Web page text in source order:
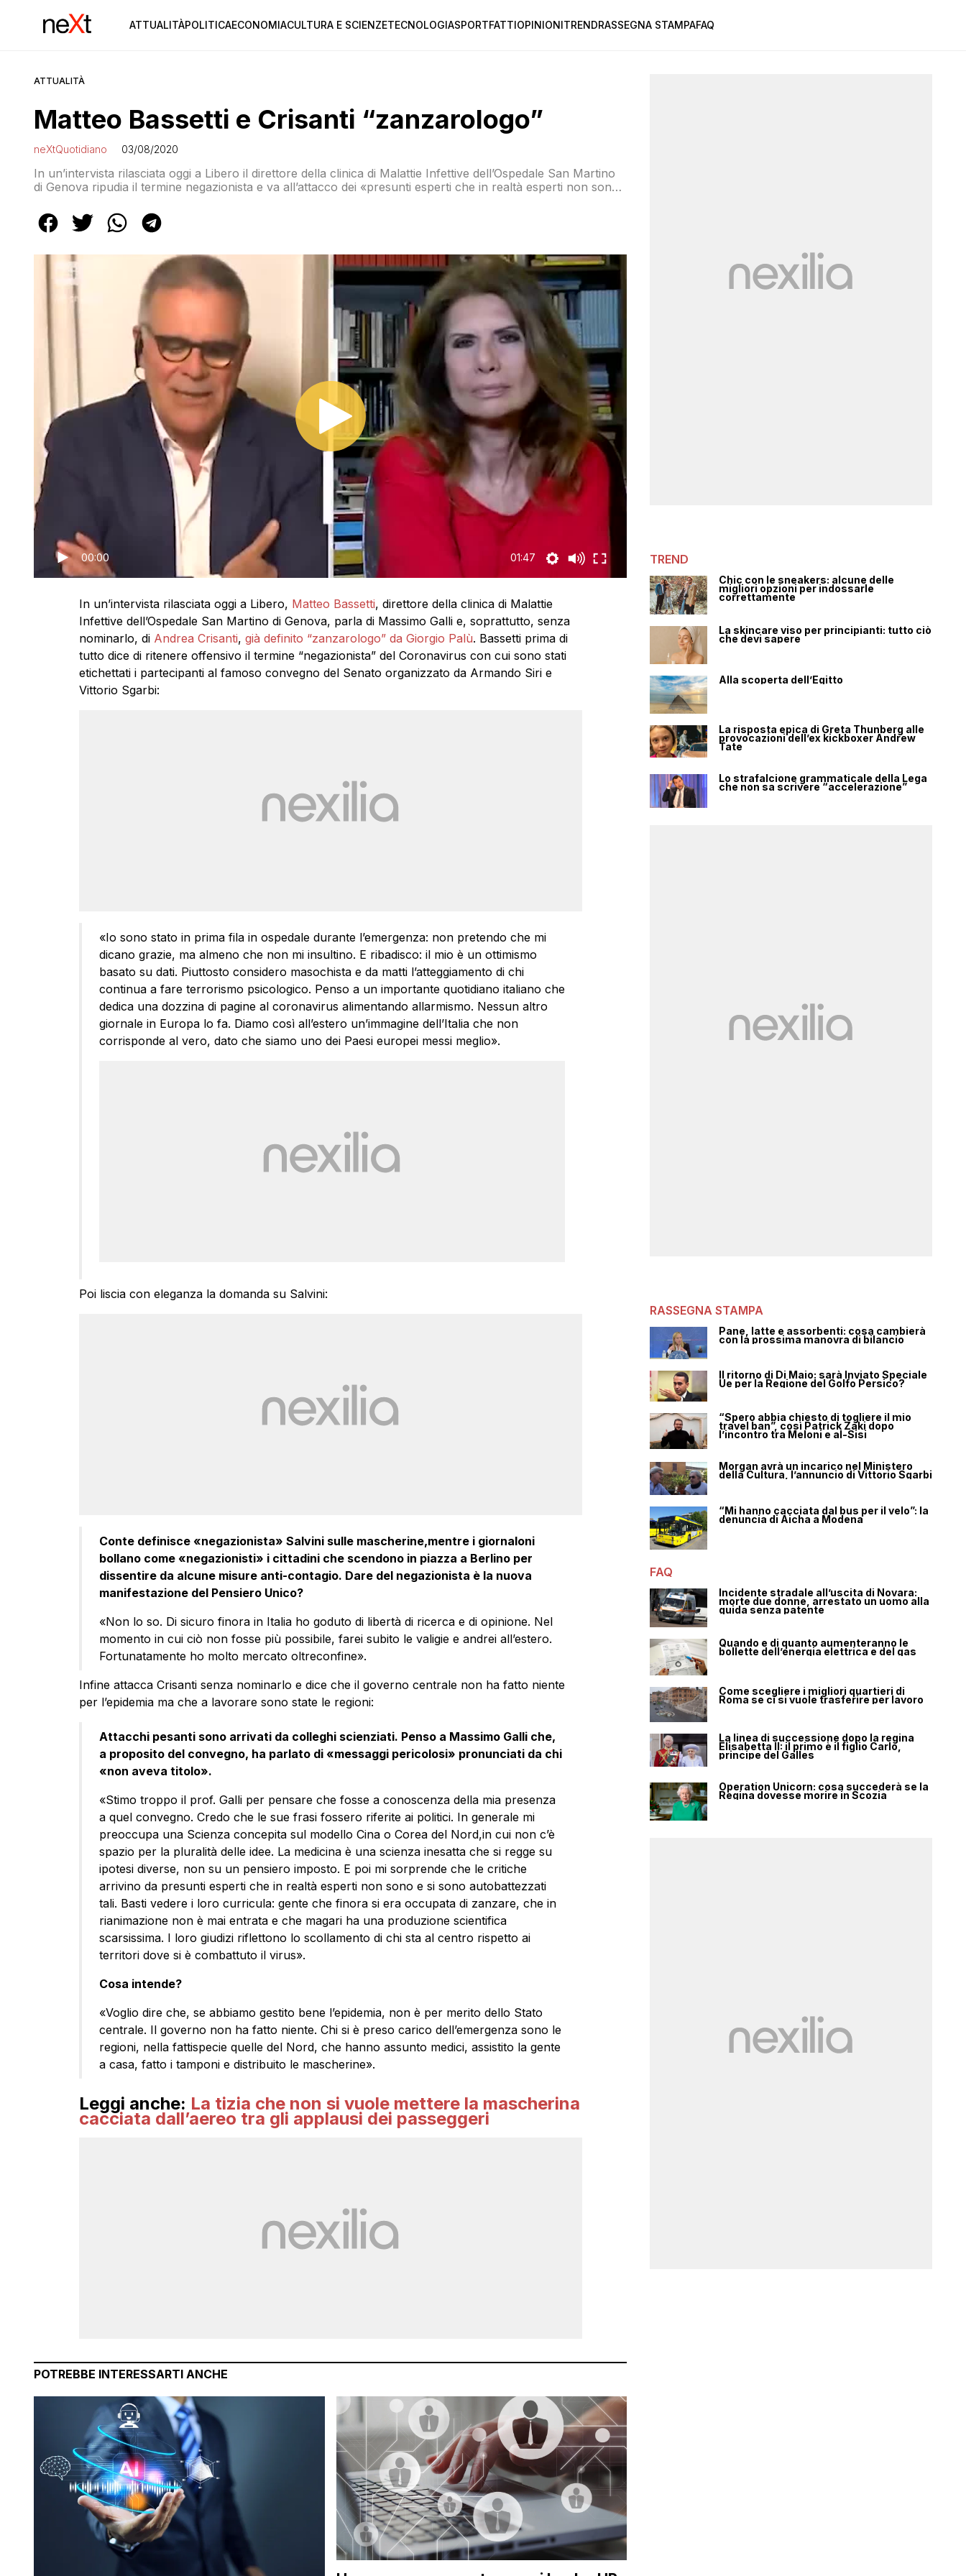
ATTUALITÀPOLITICAECONOMIACULTURA E SCIENZETECNOLOGIASPORTFATTIOPINIONITRENDRASSEGNA STAMPAFAQ
ATTUALITÀ
Matteo Bassetti e Crisanti “zanzarologo”
neXtQuotidiano 03/08/2020
In un’intervista rilasciata oggi a Libero il direttore della clinica di Malattie Infettive dell’Ospedale San Martino
di Genova ripudia il termine negazionista e va all’attacco dei «presunti esperti che in realtà esperti non sono
00:00 01:47
In un’intervista rilasciata oggi a Libero, Matteo Bassetti, direttore della clinica di Malattie
Infettive dell’Ospedale San Martino di Genova, parla di Massimo Galli e, soprattutto, senza
nominarlo, di Andrea Crisanti, già definito “zanzarologo” da Giorgio Palù. Bassetti prima di
tutto dice di ritenere offensivo il termine “negazionista” del Coronavirus con cui sono stati
etichettati i partecipanti al famoso convegno del Senato organizzato da Armando Siri e
Vittorio Sgarbi:
«Io sono stato in prima fila in ospedale durante l’emergenza: non pretendo che mi
dicano grazie, ma almeno che non mi insultino. E ribadisco: il mio è un ottimismo
basato su dati. Piuttosto considero masochista e da matti l’atteggiamento di chi
continua a fare terrorismo psicologico. Penso a un importante quotidiano italiano che
dedica una dozzina di pagine al coronavirus alimentando allarmismo. Nessun altro
giornale in Europa lo fa. Diamo così all’estero un’immagine dell’Italia che non
corrisponde al vero, dato che siamo uno dei Paesi europei messi meglio».
Poi liscia con eleganza la domanda su Salvini:
Conte definisce «negazionista» Salvini sulle mascherine,mentre i giornaloni
bollano come «negazionisti» i cittadini che scendono in piazza a Berlino per
dissentire da alcune misure anti-contagio. Dare del negazionista è la nuova
manifestazione del Pensiero Unico?
«Non lo so. Di sicuro finora in Italia ho goduto di libertà di ricerca e di opinione. Nel
momento in cui ciò non fosse più possibile, farei subito le valigie e andrei all’estero.
Fortunatamente ho molto mercato oltreconfine».
Infine attacca Crisanti senza nominarlo e dice che il governo centrale non ha fatto niente
per l’epidemia ma che a lavorare sono state le regioni:
Attacchi pesanti sono arrivati da colleghi scienziati. Penso a Massimo Galli che,
a proposito del convegno, ha parlato di «messaggi pericolosi» pronunciati da chi
«non aveva titolo».
«Stimo troppo il prof. Galli per pensare che fosse a conoscenza della mia presenza
a quel convegno. Credo che le sue frasi fossero riferite ai politici. In generale mi
preoccupa una Scienza concepita sul modello Cina o Corea del Nord,in cui non c’è
spazio per la pluralità delle idee. La medicina è una scienza inesatta che si regge su
ipotesi diverse, non su un pensiero imposto. E poi mi sorprende che le critiche
arrivino da presunti esperti che in realtà esperti non sono e si sono autobattezzati
tali. Basti vedere i loro curricula: gente che finora si era occupata di zanzare, che in
rianimazione non è mai entrata e che magari ha una produzione scientifica
scarsissima. I loro giudizi riflettono lo scollamento di chi sta al centro rispetto ai
territori dove si è combattuto il virus».
Cosa intende?
«Voglio dire che, se abbiamo gestito bene l’epidemia, non è per merito dello Stato
centrale. Il governo non ha fatto niente. Chi si è preso carico dell’emergenza sono le
regioni, nella fattispecie quelle del Nord, che hanno assunto medici, assistito la gente
a casa, fatto i tamponi e distribuito le mascherine».
Leggi anche: La tizia che non si vuole mettere la mascherina
cacciata dall’aereo tra gli applausi dei passeggeri
POTREBBE INTERESSARTI ANCHE
TREND
Chic con le sneakers: alcune delle
migliori opzioni per indossarle
correttamente
La skincare viso per principianti: tutto ciò
che devi sapere
Alla scoperta dell’Egitto
La risposta epica di Greta Thunberg alle
provocazioni dell’ex kickboxer Andrew
Tate
Lo strafalcione grammaticale della Lega
che non sa scrivere “accelerazione”
RASSEGNA STAMPA
Pane, latte e assorbenti: cosa cambierà
con la prossima manovra di bilancio
Il ritorno di Di Maio: sarà Inviato Speciale
Ue per la Regione del Golfo Persico?
“Spero abbia chiesto di togliere il mio
travel ban”, così Patrick Zaki dopo
l’incontro tra Meloni e al-Sisi
Morgan avrà un incarico nel Ministero
della Cultura, l’annuncio di Vittorio Sgarbi
“Mi hanno cacciata dal bus per il velo”: la
denuncia di Aicha a Modena
FAQ
Incidente stradale all’uscita di Novara:
morte due donne, arrestato un uomo alla
guida senza patente
Quando e di quanto aumenteranno le
bollette dell’energia elettrica e del gas
Come scegliere i migliori quartieri di
Roma se ci si vuole trasferire per lavoro
La linea di successione dopo la regina
Elisabetta II: il primo è il figlio Carlo,
principe del Galles
Operation Unicorn: cosa succederà se la
Regina dovesse morire in Scozia